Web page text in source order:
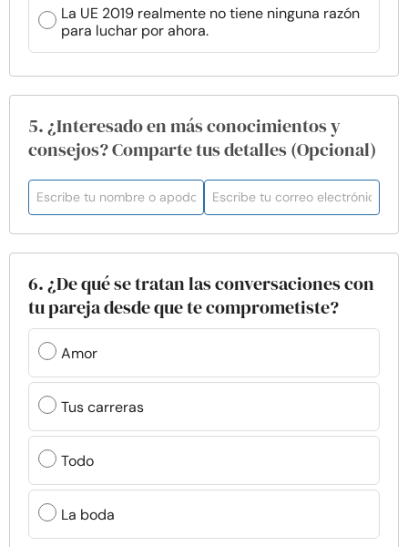
La UE 2019 realmente no tiene ninguna razón
para luchar por ahora.
5. ¿Interesado en más conocimientos y
consejos? Comparte tus detalles (Opcional)
6. ¿De qué se tratan las conversaciones con
tu pareja desde que te comprometiste?
Amor
Tus carreras
Todo
La boda